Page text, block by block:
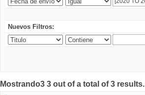
Nuevos Filtros:
Mostrando3 3 out of a total of 3 results.